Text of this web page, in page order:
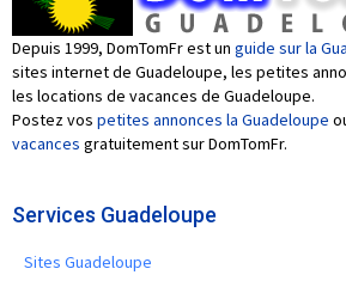
Depuis 1999, DomTomFr est un guide sur la
sites internet de Guadeloupe, les petites
les locations de vacances de Guadeloupe.
Postez vos petites annonces la Guadeloupe
vacances gratuitement sur DomTomFr.
Services Guadeloupe
Sites Guadeloupe